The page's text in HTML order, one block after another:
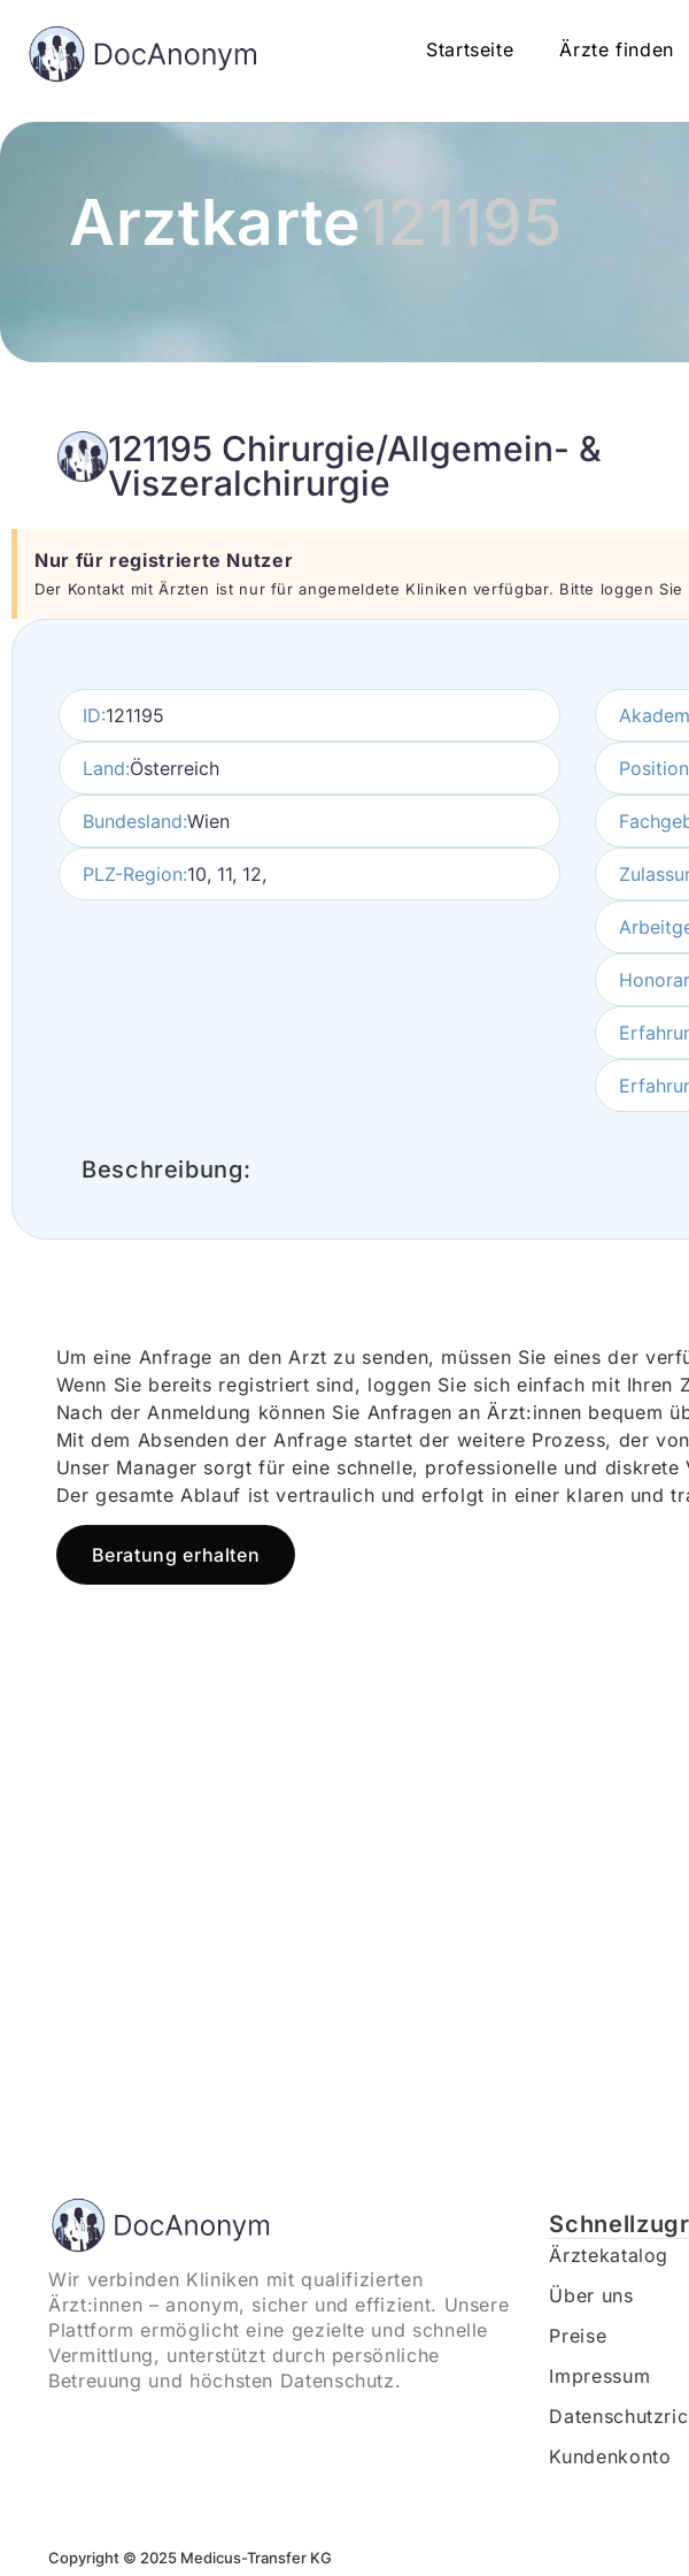
Startseite Ärzte finden
Arztkarte121195
121195 Chirurgie/Allgemein- &
Viszeralchirurgie
Nur für registrierte Nutzer
Der Kontakt mit Ärzten ist nur für angemeldete Kliniken verfügbar. Bitte loggen
ID:121195
Land:Österreich
Bundesland:Wien
PLZ-Region:10, 11, 12,
Beschreibung:
Um eine Anfrage an den Arzt zu senden, müssen Sie eines der
Wenn Sie bereits registriert sind, loggen Sie sich einfach mit Ihren
Nach der Anmeldung können Sie Anfragen an Ärzt:innen bequem
Mit dem Absenden der Anfrage startet der weitere Prozess, der
Unser Manager sorgt für eine schnelle, professionelle und
Der gesamte Ablauf ist vertraulich und erfolgt in einer klaren und
Beratung erhalten
Wir verbinden Kliniken mit qualifizierten
Ärzt:innen – anonym, sicher und effizient. Unsere
Plattform ermöglicht eine gezielte und schnelle
Vermittlung, unterstützt durch persönliche
Betreuung und höchsten Datenschutz.
Ärztekatalog
Über uns
Preise
Impressum
Kundenkonto
Copyright © 2025 Medicus-Transfer KG